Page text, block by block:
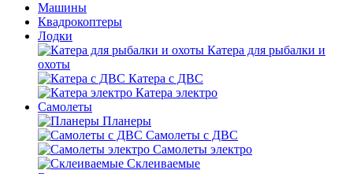
Машины
Квадрокоптеры
Лодки
Катера для рыбалки и
охоты
Катера с ДВС
Катера электро
Самолеты
Планеры
Самолеты с ДВС
Самолеты электро
Склеиваемые